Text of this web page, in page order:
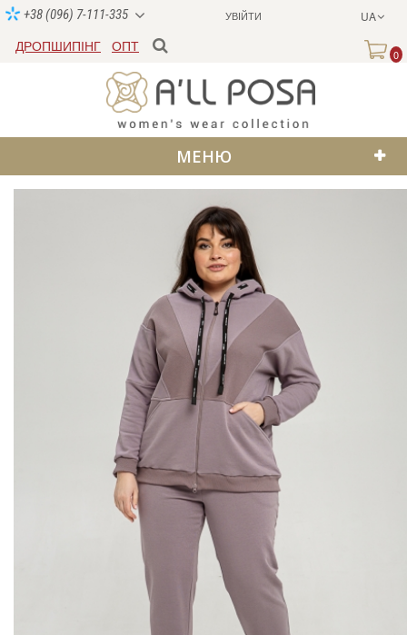
УВІЙТИ UA
+38 (096) 7-111-335
ДРОПШИПІНГ ОПТ
0
МЕНЮ